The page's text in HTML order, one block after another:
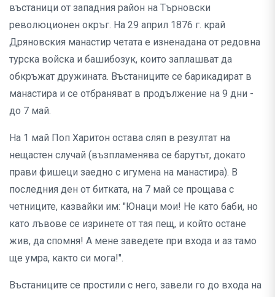
въстаници от западния район на Търновски
революционен окръг. На 29 април 1876 г. край
Дряновския манастир четата е изненадана от редовна
турска войска и башибозук, които заплашват да
обкръжат дружината. Въстаниците се барикадират в
манастира и се отбраняват в продължение на 9 дни -
до 7 май.
На 1 май Поп Харитон остава сляп в резултат на
нещастен случай (възпламенява се барутът, докато
прави фишеци заедно с игумена на манастира). В
последния ден от битката, на 7 май се прощава с
четниците, казвайки им: "Юнаци мои! Не като баби, но
като лъвове се изринете от тая пещ, и който остане
жив, да спомня! А мене заведете при входа и аз тамо
ще умра, както си мога!".
Въстаниците се простили с него, завели го до входа на